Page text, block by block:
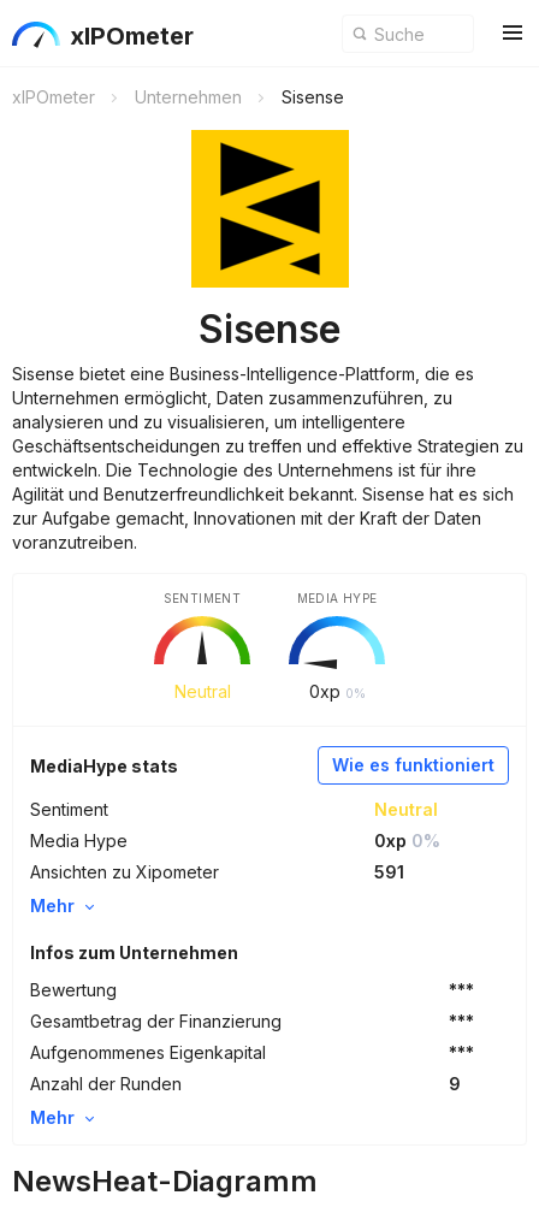
xIPOmeter
xIPOmeter Unternehmen Sisense
Sisense
Sisense bietet eine Business-Intelligence-Plattform, die es
Unternehmen ermöglicht, Daten zusammenzuführen, zu
analysieren und zu visualisieren, um intelligentere
Geschäftsentscheidungen zu treffen und effektive Strategien zu
entwickeln. Die Technologie des Unternehmens ist für ihre
Agilität und Benutzerfreundlichkeit bekannt. Sisense hat es sich
zur Aufgabe gemacht, Innovationen mit der Kraft der Daten
voranzutreiben.
Neutral
SENTIMENT
0xp 0%
MEDIA HYPE
Wie es funktioniert
MediaHype stats
Sentiment
Neutral
Media Hype
0xp 0%
Ansichten zu Xipometer
591
Mehr
Infos zum Unternehmen
Bewertung
***
Gesamtbetrag der Finanzierung
***
Aufgenommenes Eigenkapital
***
Anzahl der Runden
9
Mehr
NewsHeat-Diagramm